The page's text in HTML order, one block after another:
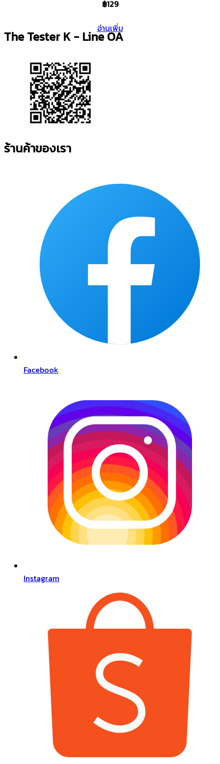
฿129
อ่านเพิ่ม
The Tester K - Line OA
ร้านค้าของเรา
Facebook
Instagram